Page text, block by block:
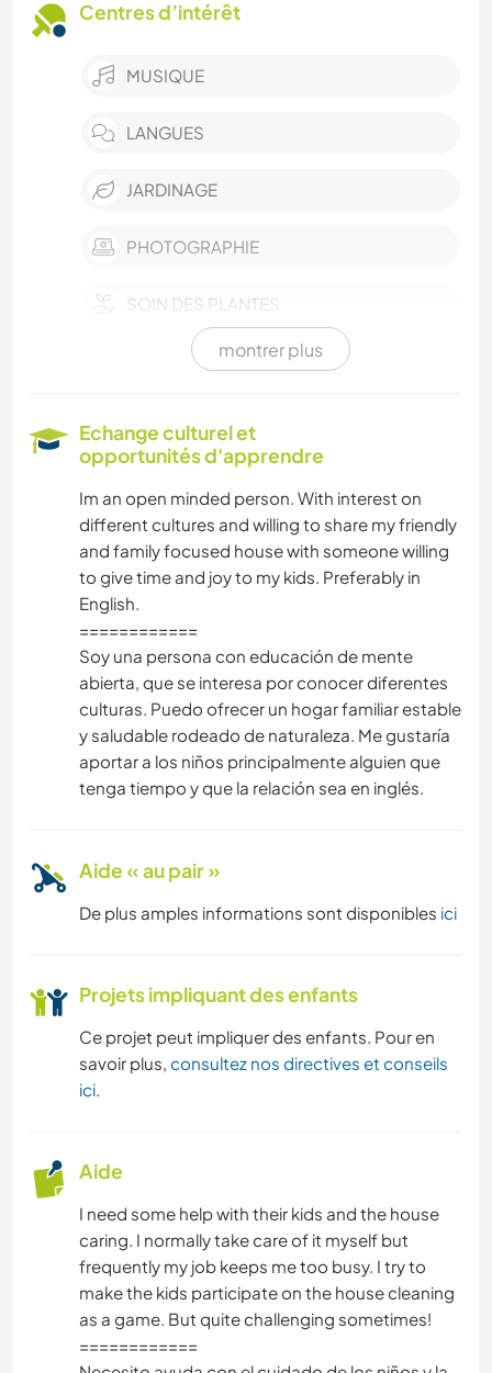
Centres d’intérêt
MUSIQUE
LANGUES
JARDINAGE
PHOTOGRAPHIE
SOIN DES PLANTES
CUISINE ET ALIMENTATION
ANIMAUX
VIE EN VAN
CULTURE
ÉVÉNEMENTS/VIE SOCIALE
ANIMAUX DE COMPAGNIE
RANDONNÉE
NATURE
ACTIVITÉS EN PLEIN AIR
CAMPING
montrer plus
Echange culturel et
opportunités d'apprendre
Im an open minded person. With interest on
different cultures and willing to share my friendly
and family focused house with someone willing
to give time and joy to my kids. Preferably in
English.
============
Soy una persona con educación de mente
abierta, que se interesa por conocer diferentes
culturas. Puedo ofrecer un hogar familiar estable
y saludable rodeado de naturaleza. Me gustaría
aportar a los niños principalmente alguien que
tenga tiempo y que la relación sea en inglés.
Aide « au pair »
De plus amples informations sont disponibles ici
Projets impliquant des enfants
Ce projet peut impliquer des enfants. Pour en
savoir plus, consultez nos directives et conseils
ici.
Aide
I need some help with their kids and the house
caring. I normally take care of it myself but
frequently my job keeps me too busy. I try to
make the kids participate on the house cleaning
as a game. But quite challenging sometimes!
============